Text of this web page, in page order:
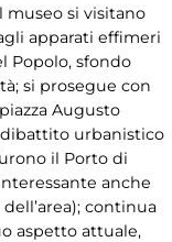
museo si visitano
apparati effimeri
Popolo, sfondo
si prosegue con
Augusto
urbanistico
il Porto di
anche
continua
aspetto attuale,